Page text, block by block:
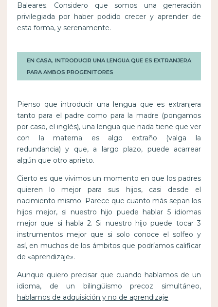
Baleares. Considero que somos una generación
privilegiada por haber podido crecer y aprender de
esta forma, y serenamente.
EN CASA, INTRODUCIR UNA LENGUA QUE ES EXTRANJERA
PARA AMBOS PROGENITORES
Pienso que introducir una lengua que es extranjera
tanto para el padre como para la madre (pongamos
por caso, el inglés), una lengua que nada tiene que ver
con la materna es algo extraño (valga la
redundancia) y que, a largo plazo, puede acarrear
algún que otro aprieto.
Cierto es que vivimos un momento en que los padres
quieren lo mejor para sus hijos, casi desde el
nacimiento mismo. Parece que cuanto más sepan los
hijos mejor, si nuestro hijo puede hablar 5 idiomas
mejor que si habla 2. Si nuestro hijo puede tocar 3
instrumentos mejor que si solo conoce el solfeo y
así, en muchos de los ámbitos que podríamos calificar
de «aprendizaje».
Aunque quiero precisar que cuando hablamos de un
idioma, de un bilingüismo precoz simultáneo,
hablamos de adquisición y no de aprendizaje